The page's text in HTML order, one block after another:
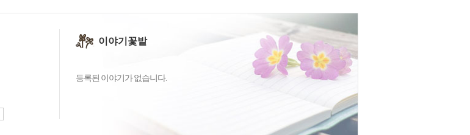
이야기꽃밭
등록된 이야기가 없습니다.